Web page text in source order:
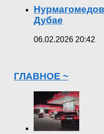
Дубае
06.02.2026 20:42
ГЛАВНОЕ ~